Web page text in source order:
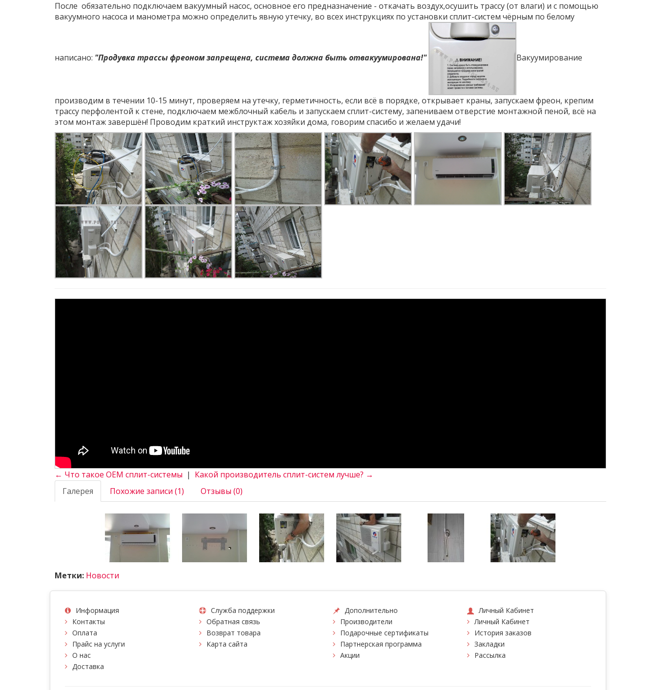
После обязательно подключаем вакуумный насос, основное его предназначение - откачать воздух,осушить трассу (от влаги) и с помощью
вакуумного насоса и манометра можно определить явную утечку, во всех инструкциях по установки сплит-систем чёрным по белому
написано: "Продувка трассы фреоном запрещена, система должна быть отвакуумирована!" Вакуумирование
производим в течении 10-15 минут, проверяем на утечку, герметичность, если всё в порядке, открывает краны, запускаем фреон, крепим
трассу перфолентой к стене, подключаем межблочный кабель и запускаем сплит-систему, запениваем отверстие монтажной пеной, всё на
этом монтаж завершён! Проводим краткий инструктаж хозяйки дома, говорим спасибо и желаем удачи!
← Что такое OEM сплит-системы | Какой производитель сплит-систем лучше? →
Галерея
Похожие записи (1) Отзывы (0)
Метки: Новости
Информация
Контакты
Оплата
Прайс на услуги
О нас
Доставка
Служба поддержки
Обратная связь
Возврат товара
Карта сайта
Дополнительно
Производители
Подарочные сертификаты
Партнерская программа
Акции
Личный Кабинет
Личный Кабинет
История заказов
Закладки
Рассылка